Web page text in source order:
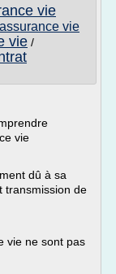
vie
vie
vie /
vie
dû à sa
transmission de
vie ne sont pas